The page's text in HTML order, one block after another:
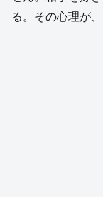
る。その心理が